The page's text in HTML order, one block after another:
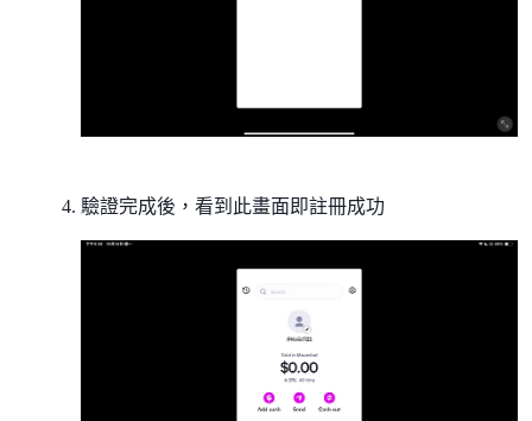
驗證完成後，看到此畫面即註冊成功